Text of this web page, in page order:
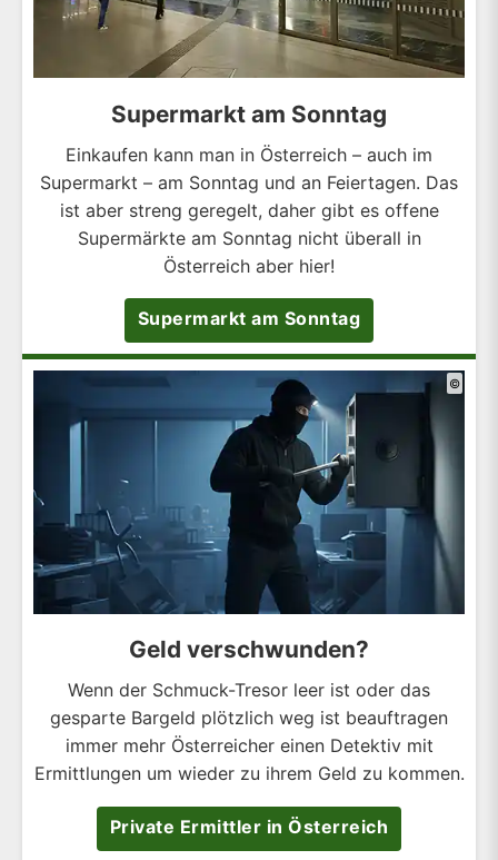
Supermarkt am Sonntag
Einkaufen kann man in Österreich – auch im
Supermarkt – am Sonntag und an Feiertagen. Das
ist aber streng geregelt, daher gibt es offene
Supermärkte am Sonntag nicht überall in
Österreich aber hier!
Supermarkt am Sonntag
©
Geld verschwunden?
Wenn der Schmuck-Tresor leer ist oder das
gesparte Bargeld plötzlich weg ist beauftragen
immer mehr Österreicher einen Detektiv mit
Ermittlungen um wieder zu ihrem Geld zu kommen.
Private Ermittler in Österreich